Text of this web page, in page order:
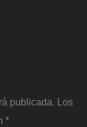
publicada. Los
*